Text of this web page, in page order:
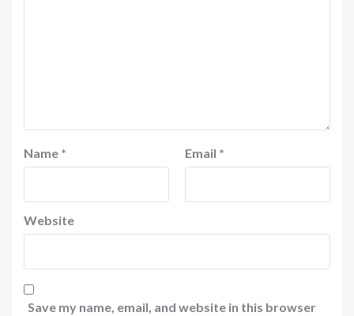
Name * Email *
Website
Save my name, email, and website in this browser